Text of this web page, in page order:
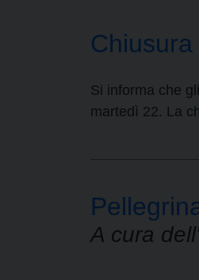
Si informa che
martedì 22. La
A cura